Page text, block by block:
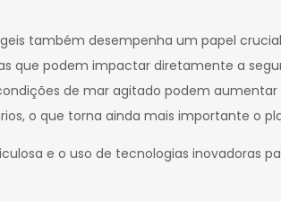
também desempenha um papel
podem impactar diretamente a
de mar agitado podem aumentar
o que torna ainda mais importante o
e o uso de tecnologias inovadoras